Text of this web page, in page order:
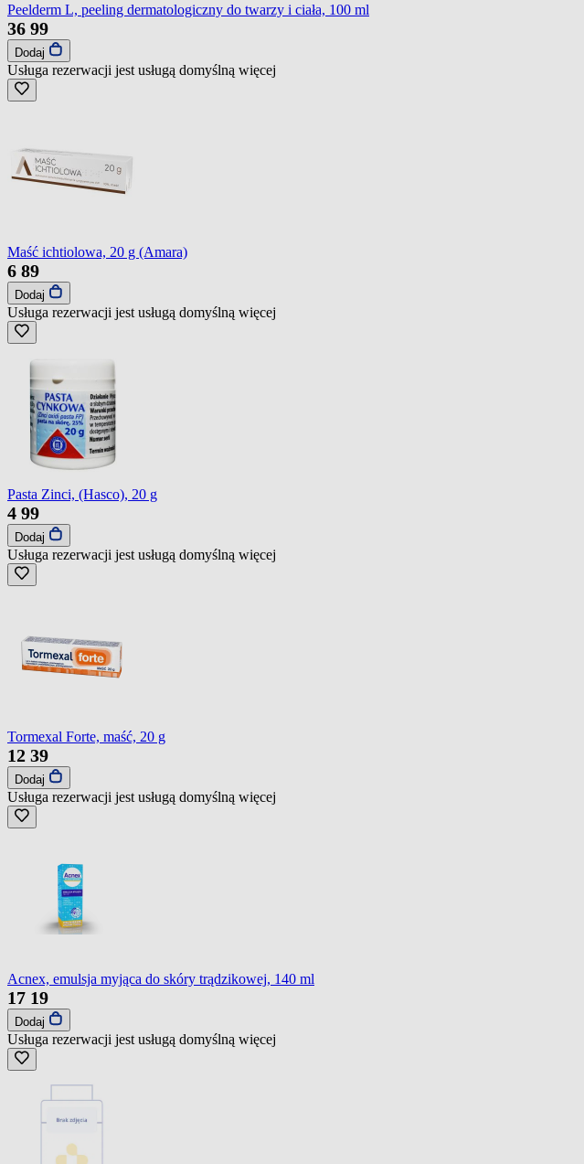
Peelderm L, peeling dermatologiczny do twarzy i ciała, 100 ml
36 99
Dodaj
Usługa rezerwacji jest usługą domyślną więcej
Maść ichtiolowa, 20 g (Amara)
6 89
Dodaj
Usługa rezerwacji jest usługą domyślną więcej
Pasta Zinci, (Hasco), 20 g
4 99
Dodaj
Usługa rezerwacji jest usługą domyślną więcej
Tormexal Forte, maść, 20 g
12 39
Dodaj
Usługa rezerwacji jest usługą domyślną więcej
Acnex, emulsja myjąca do skóry trądzikowej, 140 ml
17 19
Dodaj
Usługa rezerwacji jest usługą domyślną więcej